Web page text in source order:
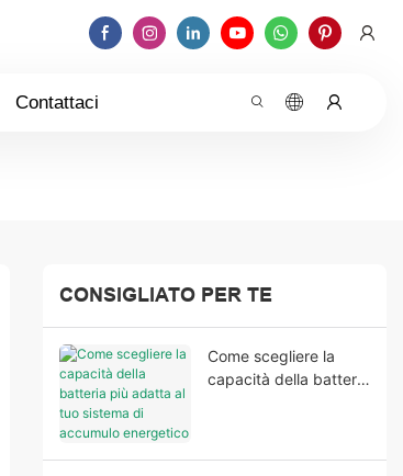
Contattaci
CONSIGLIATO PER TE
Come scegliere la
capacità della batteria